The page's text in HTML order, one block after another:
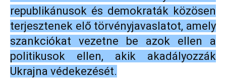
republikánusok és demokraták közösen
terjesztenek elő törvényjavaslatot, amely
szankciókat vezetne be azok ellen a
politikusok ellen, akik akadályozzák
Ukrajna védekezését.